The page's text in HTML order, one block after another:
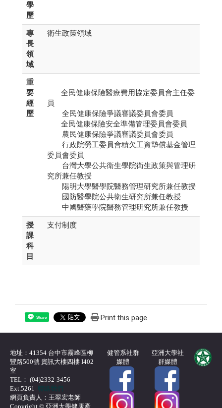
學
歷
專
長
領
域
衛生政策領域
重
要
經
歷
全民健康保險醫療費用協定委員會主任委
員
全民健康保險爭議審議委員會委員
全民健康保險安全準備管理委員會委員
農民健康保險爭議審議委員會委員
行政院勞工委員會積欠工資墊償基金管理
委員會委員
台灣大學公共衛生學院衛生政策與管理研
究所兼任教授
陽明大學醫學院醫務管理研究所兼任教授
國防醫學院公共衛生研究所兼任教授
中國醫藥學院醫務管理研究所兼任教授
授
課
科
目
支付制度
Share Print this page
地址：41354 台中市霧峰區柳
豐路500號 資訊大樓四樓 I402
室
TEL： (04)2332-3456
Ext.5261聯絡我們
網頁負責人：王翠宏老師
Copyright © 亞洲大學健康產
健管系社群
媒體
亞洲大學社
群媒體